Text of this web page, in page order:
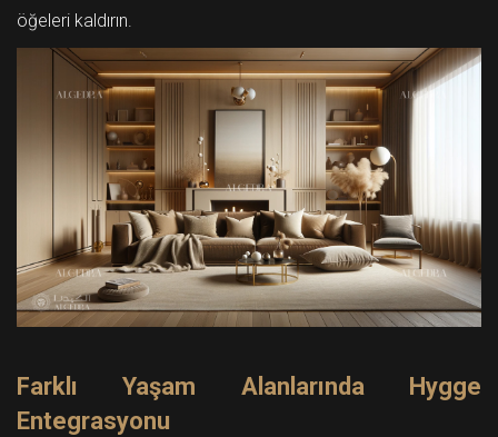
öğeleri kaldırın.
Farklı Yaşam Alanlarında Hygge
Entegrasyonu